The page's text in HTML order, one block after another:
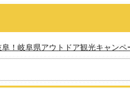
！岐阜県アウトドア観光キャンペ